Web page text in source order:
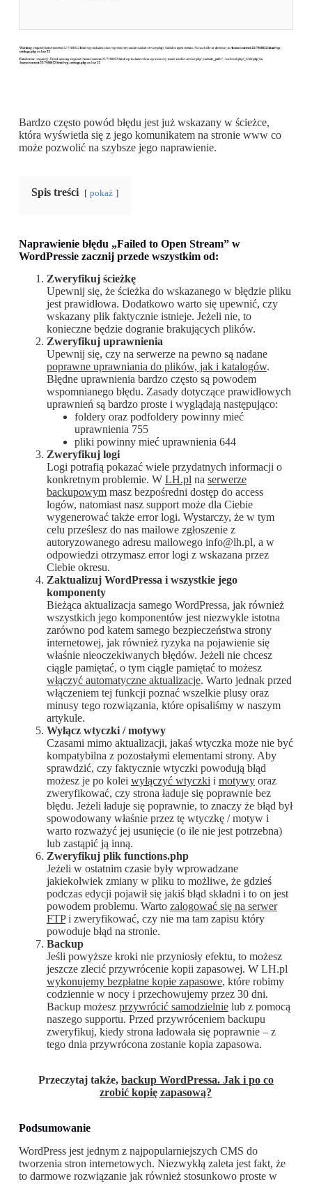
Bardzo często powód błędu jest już wskazany w ścieżce,
która wyświetla się z jego komunikatem na stronie www co
może pozwolić na szybsze jego naprawienie.
Spis treści pokaż
Naprawienie błędu „Failed to Open Stream” w
WordPressie zacznij przede wszystkim od:
Zweryfikuj ścieżkę
Upewnij się, że ścieżka do wskazanego w błędzie pliku
jest prawidłowa. Dodatkowo warto się upewnić, czy
wskazany plik faktycznie istnieje. Jeżeli nie, to
konieczne będzie dogranie brakujących plików.
Zweryfikuj uprawnienia
Upewnij się, czy na serwerze na pewno są nadane
poprawne uprawniania do plików, jak i katalogów.
Błędne uprawnienia bardzo często są powodem
wspomnianego błędu. Zasady dotyczące prawidłowych
uprawnień są bardzo proste i wyglądają następująco:
foldery oraz podfoldery powinny mieć
uprawnienia 755
pliki powinny mieć uprawnienia 644
Zweryfikuj logi
Logi potrafią pokazać wiele przydatnych informacji o
konkretnym problemie. W LH.pl na serwerze
backupowymmasz bezpośredni dostęp do access
logów, natomiast nasz support może dla Ciebie
wygenerować także error logi. Wystarczy, że w tym
celu prześlesz do nas mailowe zgłoszenie z
autoryzowanego adresu mailowego info@lh.pl, a w
odpowiedzi otrzymasz error logi z wskazana przez
Ciebie okresu.
Zaktualizuj WordPressa i wszystkie jego
komponenty
Bieżąca aktualizacja samego WordPressa, jak również
wszystkich jego komponentów jest niezwykle istotna
zarówno pod katem samego bezpieczeństwa strony
internetowej, jak również ryzyka na pojawienie się
właśnie nieoczekiwanych błędów. Jeżeli nie chcesz
ciągle pamiętać, o tym ciągle pamiętać to możesz
włączyć automatyczne aktualizacje. Warto jednak przed
włączeniem tej funkcji poznać wszelkie plusy oraz
minusy tego rozwiązania, które opisaliśmy w naszym
artykule.
Wyłącz wtyczki / motywy
Czasami mimo aktualizacji, jakaś wtyczka może nie być
kompatybilna z pozostałymi elementami strony. Aby
sprawdzić, czy faktycznie wtyczki powodują błąd
możesz je po kolei wyłączyć wtyczki i motywyoraz
zweryfikować, czy strona ładuje się poprawnie bez
błędu. Jeżeli ładuje się poprawnie, to znaczy że błąd był
spowodowany właśnie przez tę wtyczkę / motyw i
warto rozważyć jej usunięcie (o ile nie jest potrzebna)
lub zastąpić ją inną.
Zweryfikuj plik functions.php
Jeżeli w ostatnim czasie były wprowadzane
jakiekolwiek zmiany w pliku to możliwe, że gdzieś
podczas edycji pojawił się jakiś błąd składni i to on jest
powodem problemu. Warto zalogować się na serwer
FTPi zweryfikować, czy nie ma tam zapisu który
powoduje błąd na stronie.
Backup
Jeśli powyższe kroki nie przyniosły efektu, to możesz
jeszcze zlecić przywrócenie kopii zapasowej. W LH.pl
wykonujemy bezpłatne kopie zapasowe, które robimy
codziennie w nocy i przechowujemy przez 30 dni.
Backup możesz przywrócić samodzielnielub z pomocą
naszego supportu. Przed przywróceniem backupu
zweryfikuj, kiedy strona ładowała się poprawnie – z
tego dnia przywrócona zostanie kopia zapasowa.
Przeczytaj także, backup WordPressa. Jak i po co
zrobić kopię zapasową?
Podsumowanie
WordPress jest jednym z najpopularniejszych CMS do
tworzenia stron internetowych. Niezwykłą zaleta jest fakt, że
to darmowe rozwiązanie jak również stosunkowo proste w